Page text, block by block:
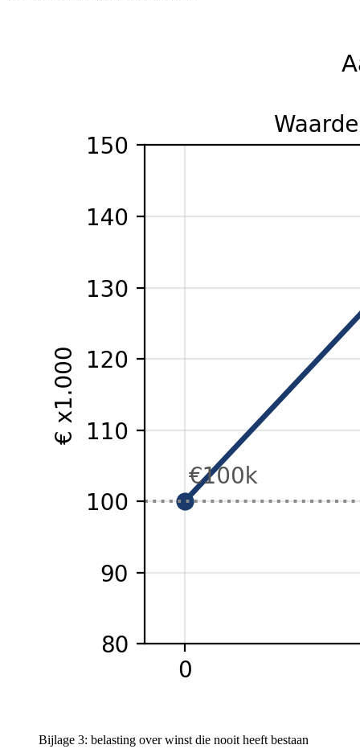
Bijlage 3: belasting over winst die nooit heeft bestaan